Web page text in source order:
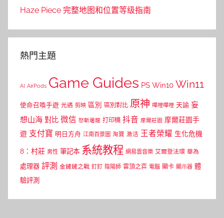
Haze Piece 完整地图和位置等级指南
熱門主題
AI AirPods Game Guides PS Win10 Win11
使命召喚手遊 光遇 剪映 區別 區別對比 原神 嗶哩嗶哩 天諭 妄
想山海 對比 微信 怒斬屠龍 打印機 抖音 摩爾莊園 摩爾莊園手
遊 支付寶 明日方舟 江南百景圖 淘寶 激活 王者榮耀 生化危機
8：村莊 男性 筆記本 系統教程 網易雲音樂 艾爾登法環 華為
處理器 評測 金鏟鏟之戰 釘釘 陰陽師 雲頂之弈 電腦 顯卡 顯示器 體
驗評測